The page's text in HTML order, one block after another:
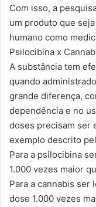
Com isso, a
um produto que
humano como
Psilocibina x
A substância tem
quando
grande diferença,
dependência e no
doses precisam ser
exemplo descrito
Para a psilocibina
1.000 vezes maior
Para a cannabis ser
dose 1.000 vezes